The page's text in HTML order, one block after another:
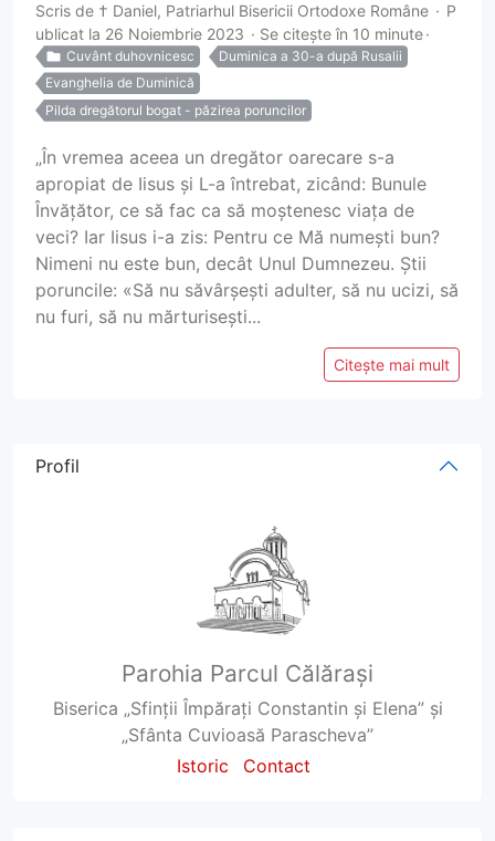
Scris de † Daniel, Patriarhul Bisericii Ortodoxe Române
P
ublicat la 26 Noiembrie 2023
Se citește în 10 minute
Cuvânt duhovnicesc
Duminica a 30-a după Rusalii
Evanghelia de Duminică
Pilda dregătorul bogat - păzirea poruncilor
„În vremea aceea un dregător oarecare s-a
apropiat de Iisus și L-a întrebat, zicând: Bunule
Învățător, ce să fac ca să moștenesc viața de
veci? Iar Iisus i-a zis: Pentru ce Mă numești bun?
Nimeni nu este bun, decât Unul Dumnezeu. Știi
poruncile: «Să nu săvârșești adulter, să nu ucizi, să
nu furi, să nu mărturisești...
Citește mai mult
Profil
Parohia Parcul Călărași
Biserica „Sfinții Împărați Constantin și Elena” și
„Sfânta Cuvioasă Parascheva”
Istoric
Contact